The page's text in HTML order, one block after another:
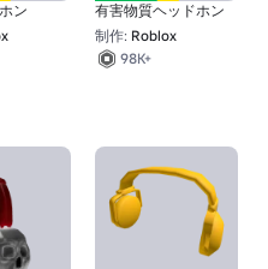
ン
有害物質ヘッドホン
制作: Roblox
98K+